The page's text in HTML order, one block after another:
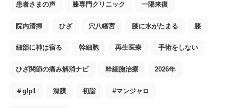
患者さまの声 膝専門クリニック 一陽来復
院内清掃 ひざ 穴八幡宮 膝に水がたまる 膝
細部に神は宿る 幹細胞 再生医療 手術をしない
ひざ関節の痛み解消ナビ 幹細胞治療 2026年
＃glp1 滑膜 初詣 #マンジャロ